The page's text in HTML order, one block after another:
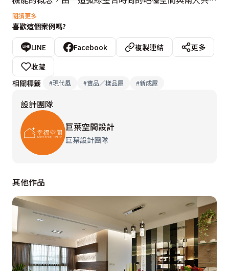
晚餐的餐桌，並將展示與生活雜物的收納規劃入內，廚房
便回歸基礎的煮食機能，頗有國外居所的開放式機能概
念。
另一側機能整合的案例運用在窗邊臥榻處，精算過的高
的收納功能，若有親友來訪，便可成為客房使用，可謂豐
富而實用的機能型設計。
閱讀更多
喜歡這個案例嗎?
LINE Facebook 複製連結
更多
收藏
相關標籤
#現代風 #實品／樣品屋 #新成屋
設計團隊
巨葉空間設計
巨葉設計團隊
其他作品